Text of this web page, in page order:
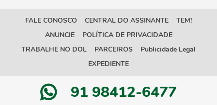
FALE CONOSCO CENTRAL DO ASSINANTE
TEM!
ANUNCIE
POLÍTICA DE PRIVACIDADE
TRABALHE NO DOL
PARCEIROS
Publicidade Legal
EXPEDIENTE
91 98412-6477